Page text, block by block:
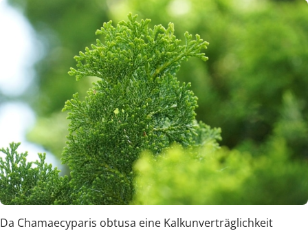
Da Chamaecyparis obtusa eine Kalkunverträglichkeit